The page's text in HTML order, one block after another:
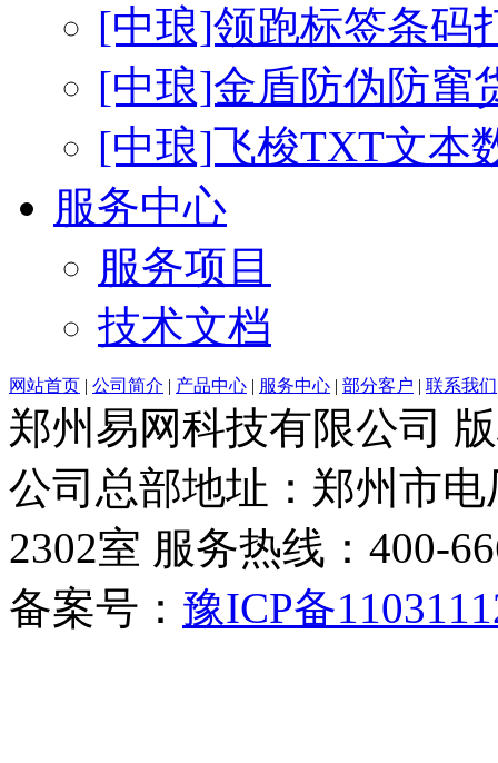
[中琅]领跑标签条码
[中琅]金盾防伪防窜
[中琅]飞梭TXT文本
服务中心
服务项目
技术文档
网站首页 | 公司简介 | 产品中心 | 服务中心 | 部分客户 | 联系我们
郑州易网科技有限公司
公司总部地址：郑州市
2302室 服务热线：400-
备案号： 豫ICP备